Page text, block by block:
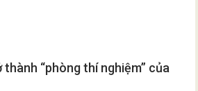
“phòng thí nghiệm” của